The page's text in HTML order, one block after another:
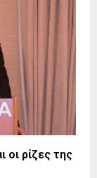
οι ρίζες της